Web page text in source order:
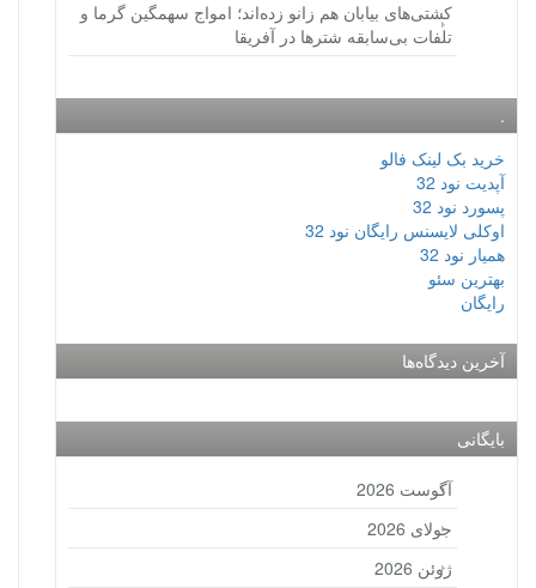
کشتی‌های بیابان هم زانو زده‌اند؛ امواج سهمگین گرما و
تلفات بی‌سابقه شترها در آفریقا
.
خرید بک لینک فالو
آپدیت نود 32
پسورد نود 32
اوکلی لایسنس رایگان نود 32
همیار نود 32
بهترین سئو
رایگان
آخرین دیدگاه‌ها
بایگانی
آگوست 2026
جولای 2026
ژوئن 2026